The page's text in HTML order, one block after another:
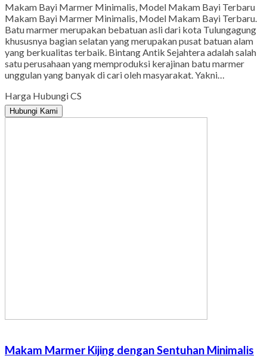
Makam Bayi Marmer Minimalis, Model Makam Bayi Terbaru
Makam Bayi Marmer Minimalis, Model Makam Bayi Terbaru.
Batu marmer merupakan bebatuan asli dari kota Tulungagung
khususnya bagian selatan yang merupakan pusat batuan alam
yang berkualitas terbaik. Bintang Antik Sejahtera adalah salah
satu perusahaan yang memproduksi kerajinan batu marmer
unggulan yang banyak di cari oleh masyarakat. Yakni…
Harga Hubungi CS
Hubungi Kami
Makam Marmer Kijing dengan Sentuhan Minimalis